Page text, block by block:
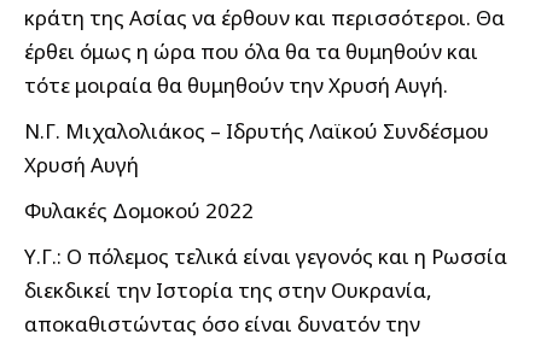
κράτη της Ασίας να έρθουν και περισσότεροι. Θα
έρθει όμως η ώρα που όλα θα τα θυμηθούν και
τότε μοιραία θα θυμηθούν την Χρυσή Αυγή.
Ν.Γ. Μιχαλολιάκος – Ιδρυτής Λαϊκού Συνδέσμου
Χρυσή Αυγή
Φυλακές Δομοκού 2022
Υ.Γ.: Ο πόλεμος τελικά είναι γεγονός και η Ρωσσία
διεκδικεί την Ιστορία της στην Ουκρανία,
αποκαθιστώντας όσο είναι δυνατόν την